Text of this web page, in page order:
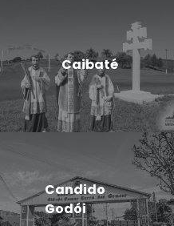
Caibaté
Candido
Godói